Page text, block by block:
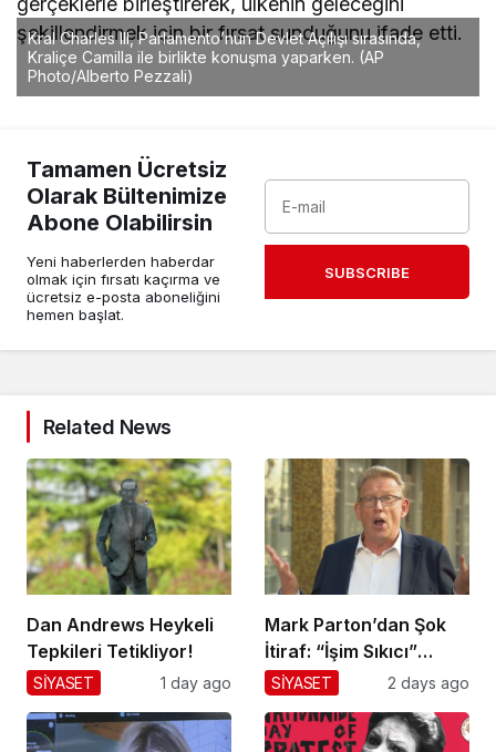
şekillendirmek için bir fırsat sunduğunu ifade etti.
Kral Charles III, Parlamento’nun Devlet Açılışı sırasında,
Kraliçe Camilla ile birlikte konuşma yaparken. (AP
Photo/Alberto Pezzali)
Tamamen Ücretsiz
Olarak Bültenimize
Abone Olabilirsin
Yeni haberlerden haberdar
olmak için fırsatı kaçırma ve
ücretsiz e-posta aboneliğini
hemen başlat.
SUBSCRIBE
Related News
Dan Andrews Heykeli
Tepkileri Tetikliyor!
SİYASET 1 day ago
Mark Parton’dan Şok
İtiraf: “İşim Sıkıcı”
Mesajı!
SİYASET 2 days ago